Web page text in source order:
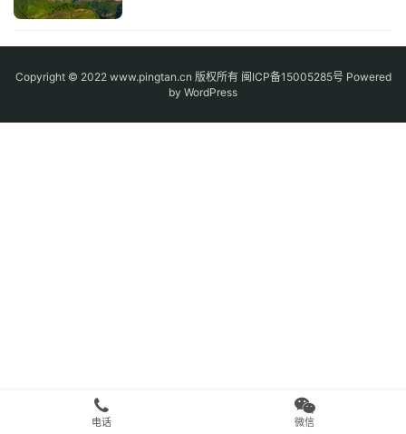
Copyright © 2022 www.pingtan.cn 版权所有 闽ICP备15005285号Powered
by WordPress
电话 微信